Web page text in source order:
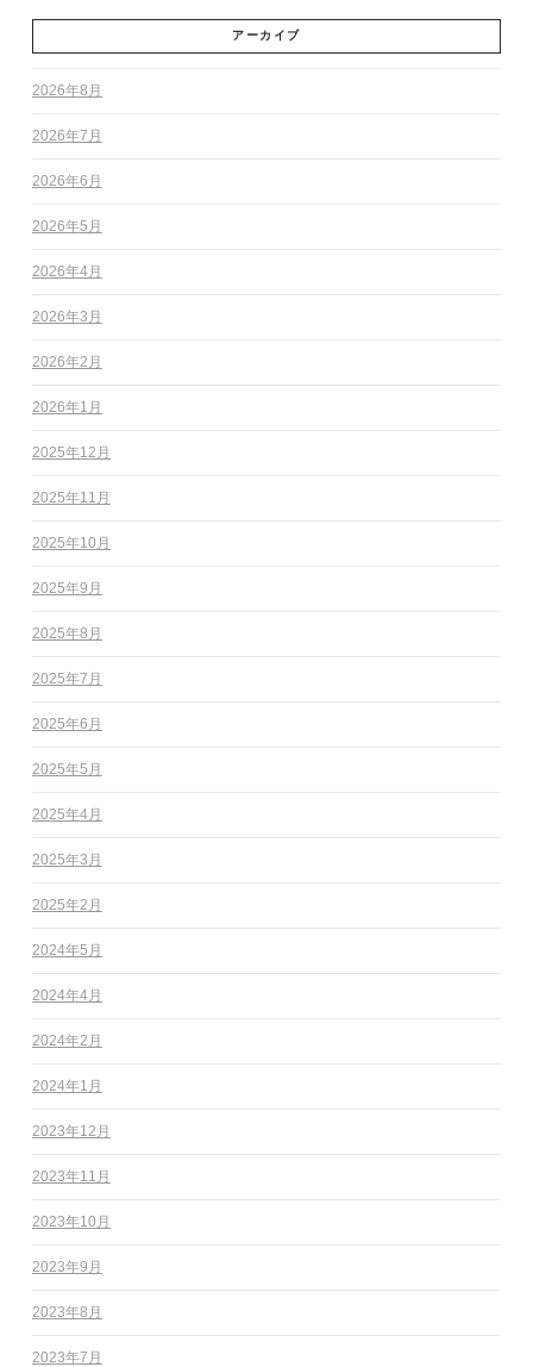
アーカイブ
2026年8月
2026年7月
2026年6月
2026年5月
2026年4月
2026年3月
2026年2月
2026年1月
2025年12月
2025年11月
2025年10月
2025年9月
2025年8月
2025年7月
2025年6月
2025年5月
2025年4月
2025年3月
2025年2月
2024年5月
2024年4月
2024年2月
2024年1月
2023年12月
2023年11月
2023年10月
2023年9月
2023年8月
2023年7月